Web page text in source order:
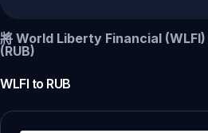
將 World Liberty Financial (WLFI)
(RUB)
WLFI to RUB